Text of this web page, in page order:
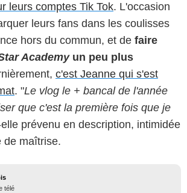
leurs comptes Tik Tok. L'occasion
leurs fans dans les coulisses
hors du commun, et de faire
Academyun peu plus
c'est Jeanne qui s'est
. "Le vlog le + bancal de l'année
que c'est la première fois que je
prévenu en description, intimidée
de maîtrise.
télé